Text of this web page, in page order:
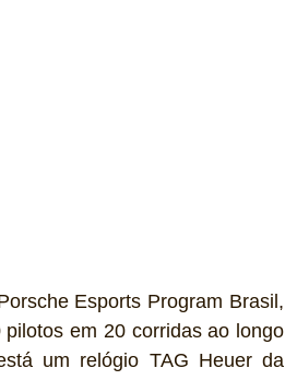
Esports Program Brasil,
em 20 corridas ao longo
um relógio TAG Heuer da